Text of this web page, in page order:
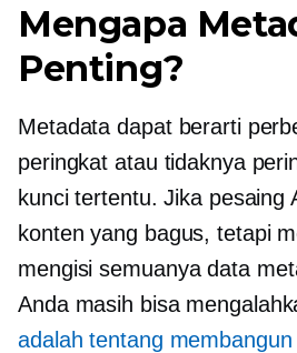
Mengapa
Penting?
Metadata dapat berarti
peringkat atau tidaknya
kunci tertentu. Jika pesaing
konten yang bagus, tetapi
mengisi semuanyadata
Anda masih bisa
adalah tentang